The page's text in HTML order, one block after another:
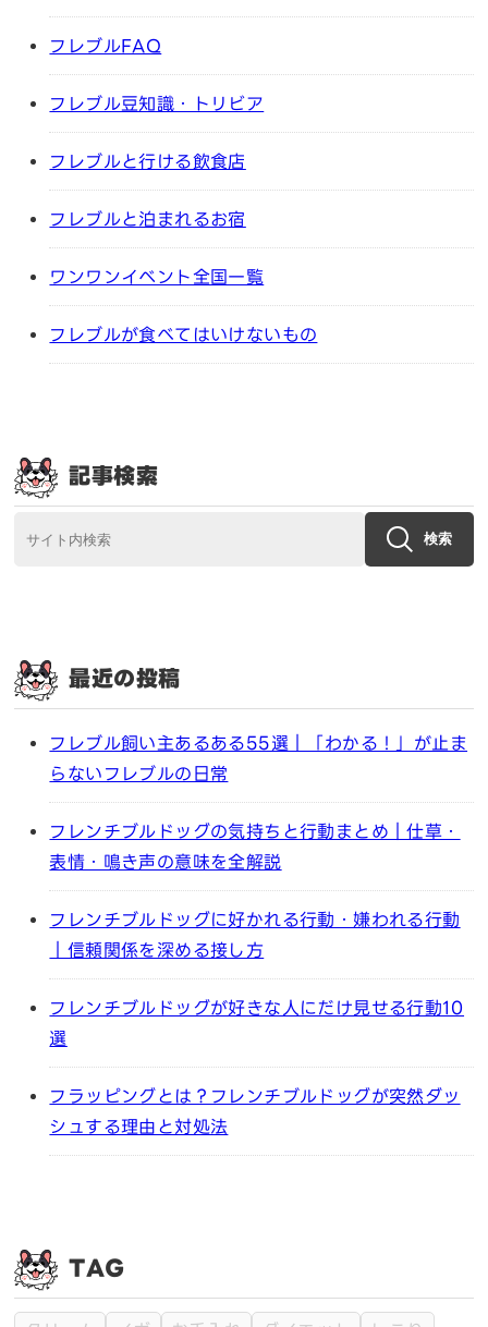
フレブルFAQ
フレブル豆知識・トリビア
フレブルと行ける飲食店
フレブルと泊まれるお宿
ワンワンイベント全国一覧
フレブルが食べてはいけないもの
記事検索
検索
最近の投稿
フレブル飼い主あるある55選｜「わかる！」が止ま
らないフレブルの日常
フレンチブルドッグの気持ちと行動まとめ｜仕草・
表情・鳴き声の意味を全解説
フレンチブルドッグに好かれる行動・嫌われる行動
｜信頼関係を深める接し方
フレンチブルドッグが好きな人にだけ見せる行動10
選
フラッピングとは？フレンチブルドッグが突然ダッ
シュする理由と対処法
TAG